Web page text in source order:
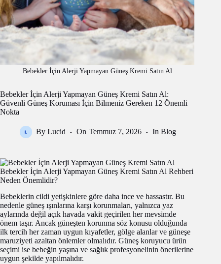
Bebekler İçin Alerji Yapmayan Güneş Kremi Satın Al
Bebekler İçin Alerji Yapmayan Güneş Kremi Satın Al:
Güvenli Güneş Koruması İçin Bilmeniz Gereken 12 Önemli
Nokta
By Lucid On Temmuz 7, 2026 In Blog
Bebekler İçin Alerji Yapmayan Güneş Kremi Satın Al Rehberi
Neden Önemlidir?
Bebeklerin cildi yetişkinlere göre daha ince ve hassastır. Bu
nedenle güneş ışınlarına karşı korunmaları, yalnızca yaz
aylarında değil açık havada vakit geçirilen her mevsimde
önem taşır. Ancak güneşten korunma söz konusu olduğunda
ilk tercih her zaman uygun kıyafetler, gölge alanlar ve güneşe
maruziyeti azaltan önlemler olmalıdır. Güneş koruyucu ürün
seçimi ise bebeğin yaşına ve sağlık profesyonelinin önerilerine
uygun şekilde yapılmalıdır.